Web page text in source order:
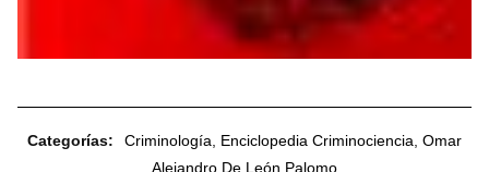
Categorías: Criminología Enciclopedia Criminociencia Omar
Alejandro De León Palomo